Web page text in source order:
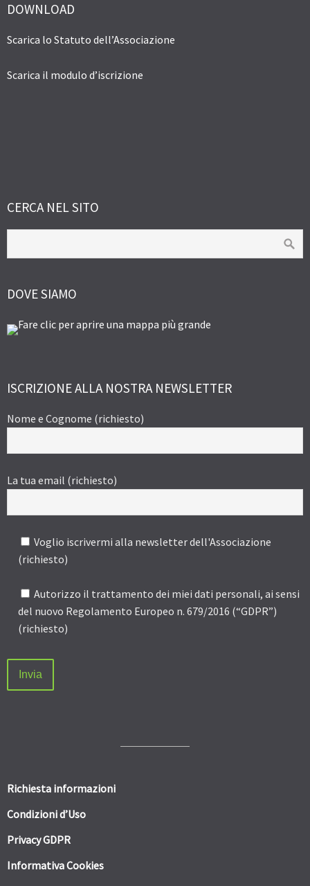
DOWNLOAD
Scarica lo Statuto dell’Associazione
Scarica il modulo d’iscrizione
CERCA NEL SITO
DOVE SIAMO
ISCRIZIONE ALLA NOSTRA NEWSLETTER
Nome e Cognome (richiesto)
La tua email (richiesto)
Voglio iscrivermi alla newsletter dell'Associazione
(richiesto)
Autorizzo il trattamento dei miei dati personali, ai sensi
del nuovo Regolamento Europeo n. 679/2016 (“GDPR”)
(richiesto)
Richiesta informazioni
Condizioni d’Uso
Privacy GDPR
Informativa Cookies